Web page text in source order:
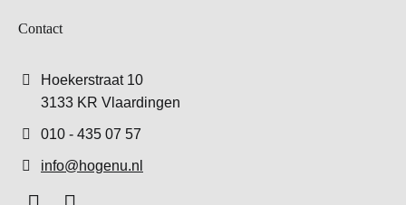
Contact
Hoekerstraat 10
3133 KR Vlaardingen
010 - 435 07 57
info@hogenu.nl